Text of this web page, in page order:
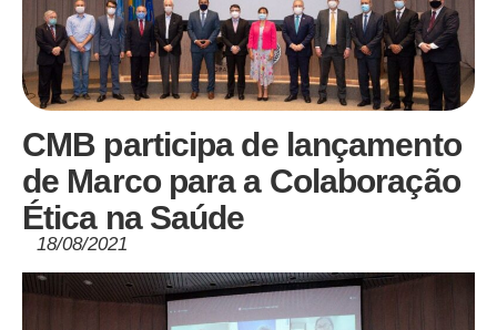
CMB participa de lançamento
de Marco para a Colaboração
Ética na Saúde
18/08/2021